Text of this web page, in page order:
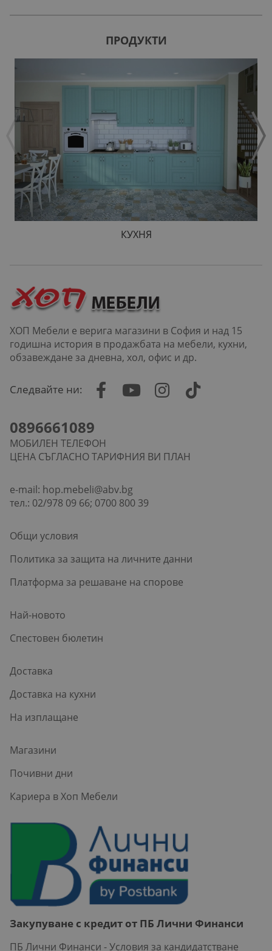
ПРОДУКТИ
КУХНЯ
ХОП Мебели е верига магазини в София и над 15
годишна история в продажбата на мебели, кухни,
обзавеждане за дневна, хол, офис и др.
Следвайте ни:
0896661089
МОБИЛЕН ТЕЛЕФОН
ЦЕНА СЪГЛАСНО ТАРИФНИЯ ВИ ПЛАН
e-mail: hop.mebeli@abv.bg
тел.: 02/978 09 66; 0700 800 39
Общи условия
Политика за защита на личните данни
Платформа за решаване на спорове
Най-новото
Спестовен бюлетин
Доставка
Доставка на кухни
На изплащане
Магазини
Почивни дни
Кариера в Хоп Мебели
Закупуване с кредит от ПБ Лични Финанси
ПБ Лични Финанси - Условия за кандидатстване